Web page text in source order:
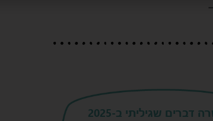
דברים שגיליתי ב-2025